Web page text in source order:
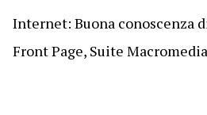
Internet: Buona conoscenza
Front Page, Suite